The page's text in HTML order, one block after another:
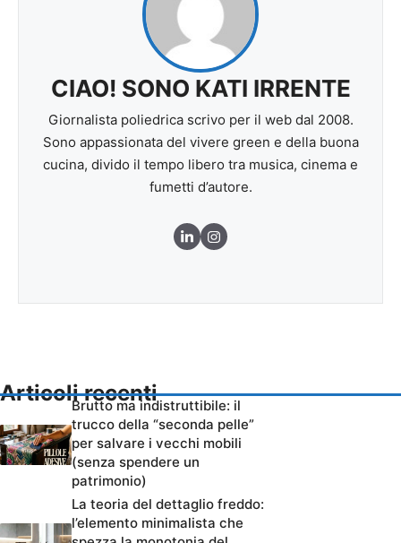
CIAO! SONO KATI IRRENTE
Giornalista poliedrica scrivo per il web dal 2008.
Sono appassionata del vivere green e della buona
cucina, divido il tempo libero tra musica, cinema e
fumetti d’autore.
Articoli recenti
Brutto ma indistruttibile: il
trucco della “seconda pelle”
per salvare i vecchi mobili
(senza spendere un
patrimonio)
La teoria del dettaglio freddo:
l’elemento minimalista che